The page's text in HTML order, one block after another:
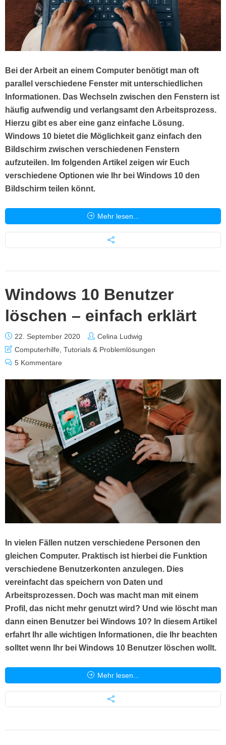
Bei der Arbeit an einem Computer benötigt man oft
parallel verschiedene Fenster mit unterschiedlichen
Informationen. Das Wechseln zwischen den Fenstern ist
häufig aufwendig und verlangsamt den Arbeitsprozess.
Hierzu gibt es aber eine ganz einfache Lösung.
Windows 10 bietet die Möglichkeit ganz einfach den
Bildschirm zwischen verschiedenen Fenstern
aufzuteilen. Im folgenden Artikel zeigen wir Euch
verschiedene Optionen wie Ihr bei Windows 10 den
Bildschirm teilen könnt.
Mehr lesen...
Windows 10 Benutzer
löschen – einfach erklärt
22. September 2020
Celina Ludwig
Computerhilfe Tutorials & Problemlösungen
5 Kommentare
In vielen Fällen nutzen verschiedene Personen den
gleichen Computer. Praktisch ist hierbei die Funktion
verschiedene Benutzerkonten anzulegen. Dies
vereinfacht das speichern von Daten und
Arbeitsprozessen. Doch was macht man mit einem
Profil, das nicht mehr genutzt wird? Und wie löscht man
dann einen Benutzer bei Windows 10? In diesem Artikel
erfahrt Ihr alle wichtigen Informationen, die Ihr beachten
solltet wenn Ihr bei Windows 10 Benutzer löschen wollt.
Mehr lesen...